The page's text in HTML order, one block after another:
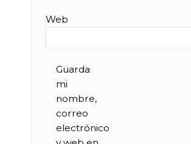
Web
Guarda
mi
nombre,
correo
electrónico